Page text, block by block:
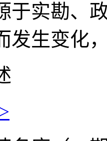
于实勘、
发生变化